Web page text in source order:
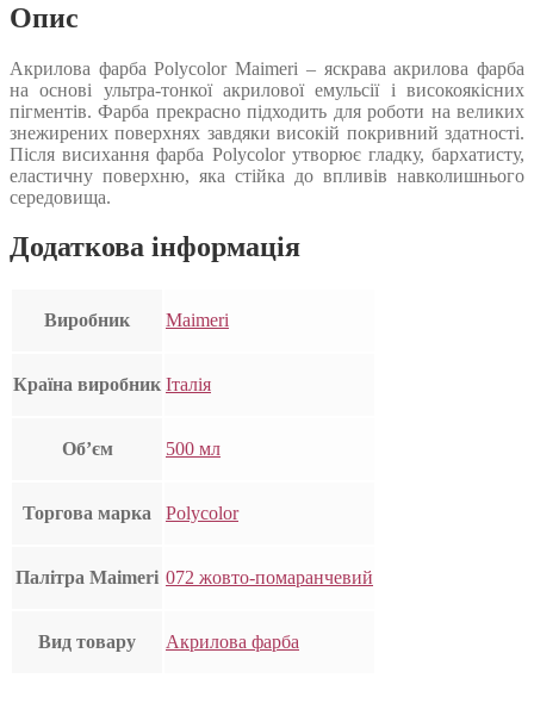
Опис
Акрилова фарба Polycolor Maimeri – яскрава акрилова фарба
на основі ультра-тонкої акрилової емульсії і високоякісних
пігментів. Фарба прекрасно підходить для роботи на великих
знежирених поверхнях завдяки високій покривний здатності.
Після висихання фарба Polycolor утворює гладку, бархатисту,
еластичну поверхню, яка стійка до впливів навколишнього
середовища.
Додаткова інформація
Виробник Maimeri
Країна виробник Італія
Об’єм 500 мл
Торгова марка Polycolor
Палітра Maimeri 072 жовто-помаранчевий
Вид товару Акрилова фарба